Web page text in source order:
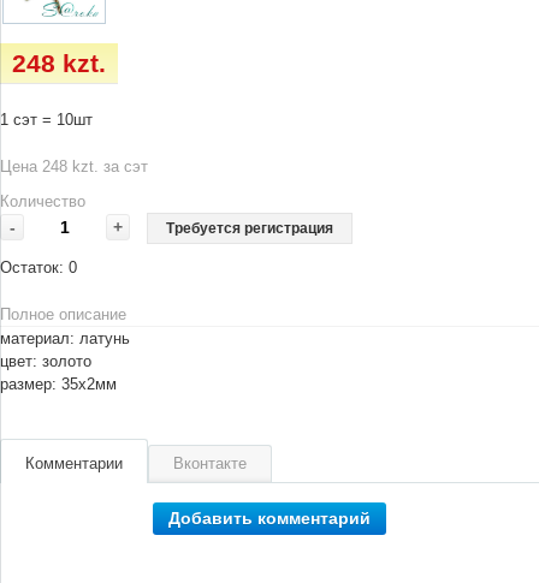
248 kzt.
1 сэт = 10шт
Цена 248 kzt. за сэт
Количество
- + Требуется регистрация
Остаток: 0
Полное описание
материал: латунь
цвет: золото
размер: 35х2мм
Комментарии Вконтакте
Добавить комментарий